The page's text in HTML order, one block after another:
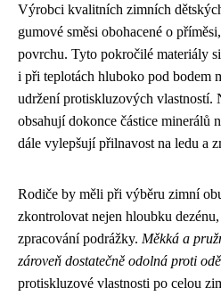
Výrobci kvalitních zimních
gumové směsi obohacené o
povrchu. Tyto pokročilé materiály
i při teplotách hluboko pod bodem
udržení protiskluzových vlastností.
obsahují dokonce částice minerálů
dále vylepšují přilnavost na ledu a
Rodiče by měli při výběru zimní
zkontrolovat nejen hloubku
zpracování podrážky. Měkká a
zároveň dostatečně odolná proti
protiskluzové vlastnosti po celou